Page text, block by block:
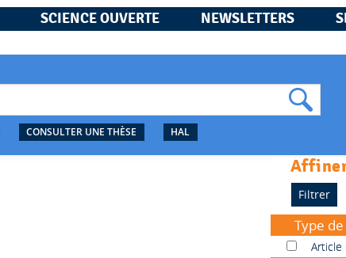
SCIENCE OUVERTE NEWSLETTERS
CONSULTER UNE THÈSE HAL
Type
ArticleArticle